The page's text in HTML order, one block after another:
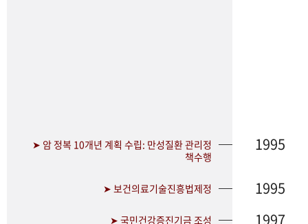
➤ 암 정복 10개년 계획 수립: 만성질환 관리정
책수행
1995
➤ 보건의료기술진흥법제정 1995
➤ 국민건강증진기금 조성 1997